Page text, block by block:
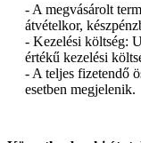
- A megvásárolt
átvételkor,
- Kezelési költség:
értékű kezelési
- A teljes fizetendő
esetben megjelenik.